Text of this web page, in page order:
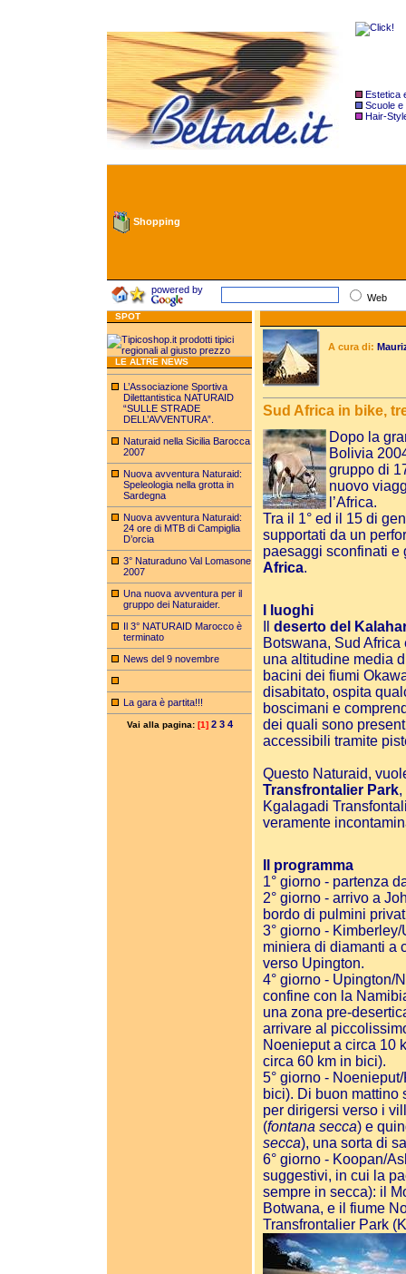
Estetica
Scuole e
Hair-
Shopping
powered by
Web
SPOT
LE ALTRE NEWS
L’Associazione Sportiva
Dilettantistica NATURAID
“SULLE STRADE
DELL’AVVENTURA”.
Naturaid nella Sicilia Barocca
2007
Nuova avventura Naturaid:
Speleologia nella grotta in
Sardegna
Nuova avventura Naturaid:
24 ore di MTB di Campiglia
D’orcia
3° Naturaduno Val Lomasone
2007
Una nuova avventura per il
gruppo dei Naturaider.
Il 3° NATURAID Marocco è
terminato
News del 9 novembre
La gara è partita!!!
Vai alla pagina: [1] 2 3 4
A cura di:
Sud Africa in bike,
Dopo la
Bolivia
gruppo di
nuovo
l’Africa.
Tra il 1° ed il 15 di
supportati da un
paesaggi sconfinati
Africa.
I luoghi
deserto del
Botswana, Sud
una altitudine media
bacini dei fiumi
disabitato, ospita
boscimani e
dei quali sono
accessibili tramite
Questo Naturaid,
Transfrontalier Park,
Kgalagadi
veramente
Il programma
1° giorno - partenza
2° giorno - arrivo a
bordo di pulmini
3° giorno -
miniera di diamanti a
verso Upington.
4° giorno - Upington/
confine con la
una zona pre-
arrivare al
Noenieput a circa 10
circa 60 km in bici).
5° giorno -
bici). Di buon mattino
per dirigersi verso i
(fontana secca) e
secca), una sorta di
6° giorno - Koopan/
suggestivi, in cui la
sempre in secca): il
Botwana, e il fiume
Transfrontalier Park